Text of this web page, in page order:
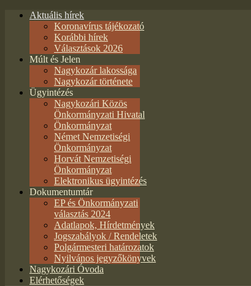
Aktuális hírek
Koronavírus tájékozató
Korábbi hírek
Választások 2026
Múlt és Jelen
Nagykozár lakossága
Nagykozár története
Ügyintézés
Nagykozári Közös
Önkormányzati Hivatal
Önkormányzat
Német Nemzetiségi
Önkormányzat
Horvát Nemzetiségi
Önkormányzat
Elektronikus ügyintézés
Dokumentumtár
EP és Önkormányzati
választás 2024
Adatlapok, Hírdetmények
Jogszabályok / Rendeletek
Polgármesteri határozatok
Nyilvános jegyzőkönyvek
Nagykozári Óvoda
Elérhetőségek